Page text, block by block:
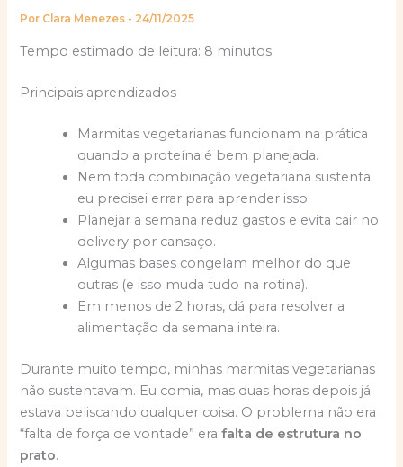
Por Clara Menezes - 24/11/2025
Tempo estimado de leitura: 8 minutos
Principais aprendizados
Marmitas vegetarianas funcionam na prática
quando a proteína é bem planejada.
Nem toda combinação vegetariana sustenta
eu precisei errar para aprender isso.
Planejar a semana reduz gastos e evita cair no
delivery por cansaço.
Algumas bases congelam melhor do que
outras (e isso muda tudo na rotina).
Em menos de 2 horas, dá para resolver a
alimentação da semana inteira.
Durante muito tempo, minhas marmitas vegetarianas
não sustentavam. Eu comia, mas duas horas depois já
estava beliscando qualquer coisa. O problema não era
“falta de força de vontade” erafalta de estrutura no
prato.